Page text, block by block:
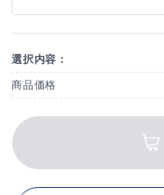
選択内容：
商品価格